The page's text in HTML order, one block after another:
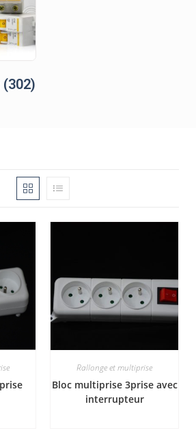
(302)
Rallonge et multiprise
Bloc multiprise 3prise avec
interrupteur